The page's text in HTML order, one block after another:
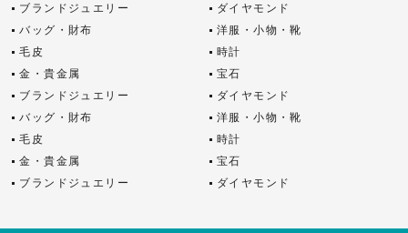
ブランドジュエリー
ダイヤモンド
バッグ・財布
洋服・小物・靴
毛皮
時計
金・貴金属
宝石
ブランドジュエリー
ダイヤモンド
バッグ・財布
洋服・小物・靴
毛皮
時計
金・貴金属
宝石
ブランドジュエリー
ダイヤモンド